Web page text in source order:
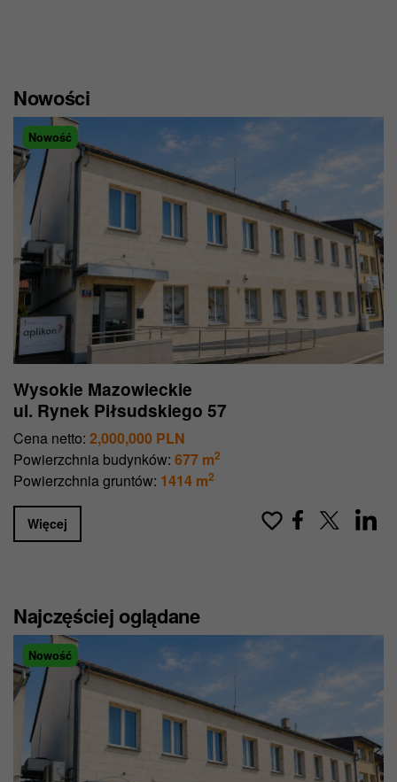
Nowości
Nowość
Wysokie Mazowieckie
ul. Rynek Piłsudskiego 57
Cena netto: 2,000,000 PLN
Powierzchnia budynków: 677 m2
Powierzchnia gruntów: 1414 m2
Więcej
Najczęściej oglądane
Nowość